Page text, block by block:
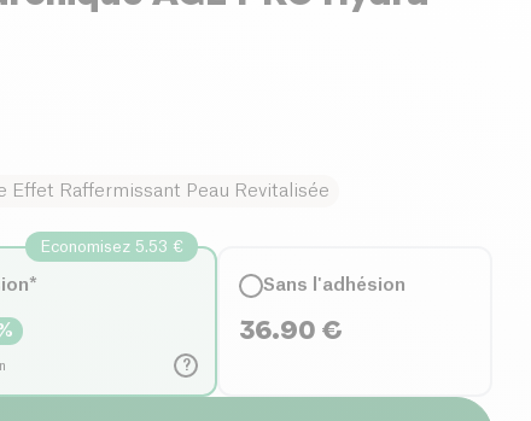
Effet Raffermissant Peau Revitalisée
?
Economisez 5.53 €
Sans l'adhésion
36.90 €